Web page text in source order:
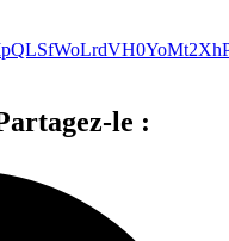
le :